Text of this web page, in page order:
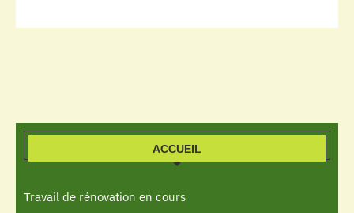
ACCUEIL
Travail de rénovation en cours